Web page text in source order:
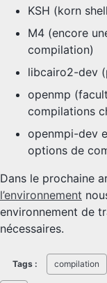
KSH (korn
M4 (encore
compilation)
libcairo2-dev
openmp
compilations
openmpi-dev
options de
Dans le prochaine
l’environnement
environnement de
nécessaires.
Tags : compilation